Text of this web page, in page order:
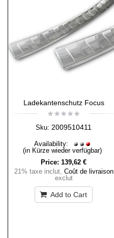
Ladekantenschutz Focus
Sku: 2009510411
Availability:
(in Kürze wieder verfügbar)
Price: 139,62 €
21% taxe inclut, Coût de livraison
exclut
Add to Cart